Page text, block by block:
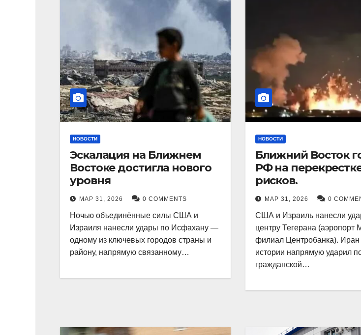
НОВОСТИ
Эскалация на Ближнем
Востоке достигла нового
уровня
МАР 31, 2026 0 COMMENTS
Ночью объединённые силы США и
Израиля нанесли удары по Исфахану —
одному из ключевых городов страны и
району, напрямую связанному…
НОВОСТИ
Ближний Восток
РФ на
рисков.
МАР 31, 2026 0
США и Израиль нанесли
центру Тегерана (аэропорт
филиал Центробанка).
истории напрямую ударил
гражданской…